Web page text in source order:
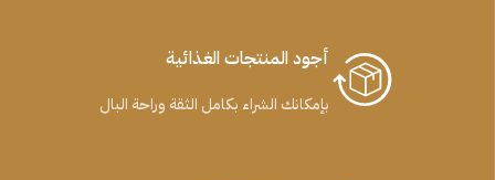
أجود المنتجات الغذائية
بإمكانك الشراء بكامل الثقة وراحة البال